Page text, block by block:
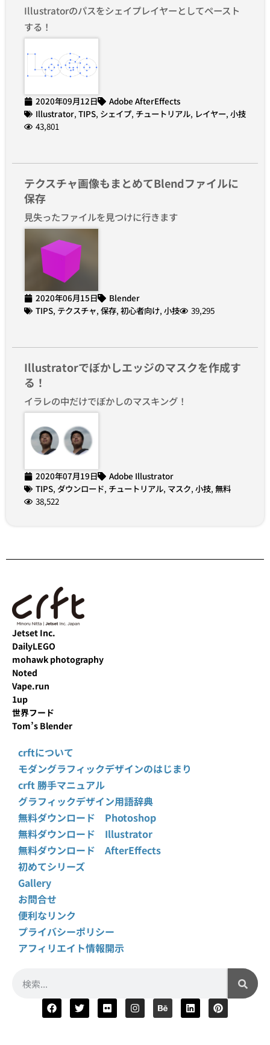
Illustratorのパスをシェイプレイヤーとしてペースト
する！
2020年09月12日
Adobe AfterEffects
Illustrator, TIPS, シェイプ, チュートリアル, レイヤー, 小技
43,801
テクスチャ画像もまとめてBlendファイルに
保存
見失ったファイルを見つけに行きます
2020年06月15日
Blender
TIPS, テクスチャ, 保存, 初心者向け, 小技 39,295
Illustratorでぼかしエッジのマスクを作成す
る！
イラレの中だけでぼかしのマスキング！
2020年07月19日
Adobe Illustrator
TIPS, ダウンロード, チュートリアル, マスク, 小技, 無料
38,522
Jetset Inc.
DailyLEGO
mohawk photography
Noted
Vape.run
1up
世界フード
Tom’s Blender
crftについて
モダングラフィックデザインのはじまり
crft 勝手マニュアル
グラフィックデザイン用語辞典
無料ダウンロード Photoshop
無料ダウンロード Illustrator
無料ダウンロード AfterEffects
初めてシリーズ
Gallery
お問合せ
便利なリンク
プライバシーポリシー
アフィリエイト情報開示